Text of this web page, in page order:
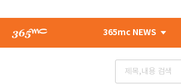
365mc NEWS